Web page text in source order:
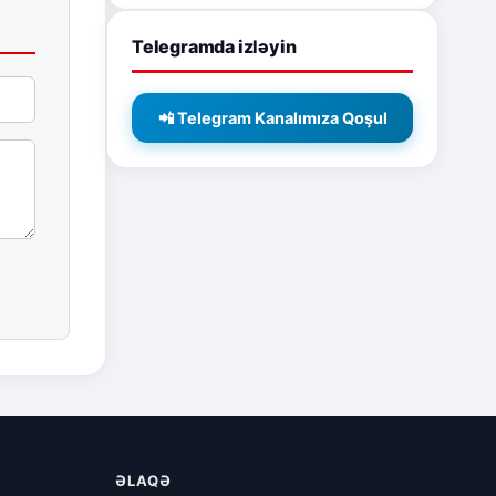
Telegramda izləyin
📲 Telegram Kanalımıza Qoşul
ƏLAQƏ